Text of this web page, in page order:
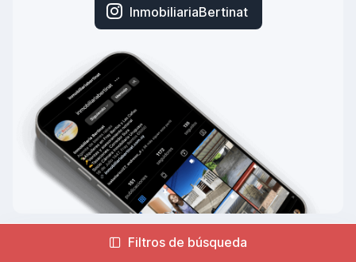
Filtros de búsqueda
InmobiliariaBertinat
© Bertinat Propiedades. Hecho por